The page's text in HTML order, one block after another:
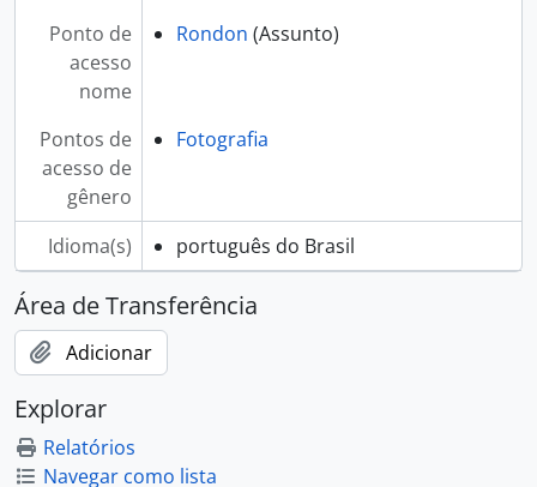
Ponto de
acesso
nome
Rondon (Assunto)
Pontos de
acesso de
gênero
Fotografia
Idioma(s) português do Brasil
Área de Transferência
Adicionar
Explorar
Relatórios
Navegar como lista